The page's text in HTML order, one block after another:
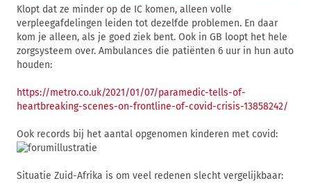
Klopt dat ze minder op de IC komen, alleen volle
verpleegafdelingen leiden tot dezelfde problemen. En daar
kom je alleen, als je goed ziek bent. Ook in GB loopt het hele
zorgsysteem over. Ambulances die patiënten 6 uur in hun auto
houden:
https://metro.co.uk/2021/01/07/paramedic-tells-of-
heartbreaking-scenes-on-frontline-of-covid-crisis-13858242/
Ook records bij het aantal opgenomen kinderen met covid:
Situatie Zuid-Afrika is om veel redenen slecht vergelijkbaar: